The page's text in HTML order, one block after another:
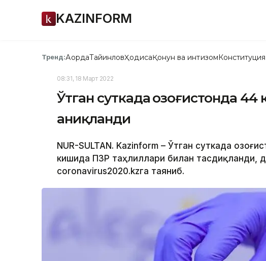
KAZINFORM
Тренд:АқордаТайинловҲодисаҚонун ва интизом
08:31, 18 Март 2022
Ўтган суткада Қозоғистонда
аниқланди
NUR-SULTAN. Kazinform – Ўтган суткада
кишида ПЗР таҳлиллари билан тасдиқланди,
coronavirus2020.kzга таяниб.